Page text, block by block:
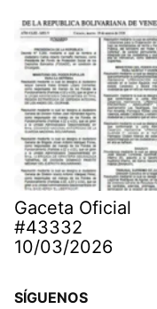
Gaceta Oficial
#43332
10/03/2026
SÍGUENOS